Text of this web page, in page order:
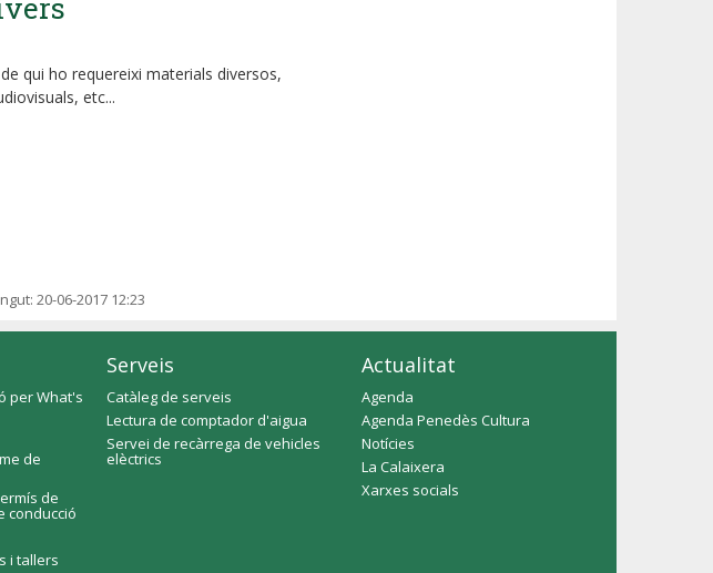
qui ho requereixi materials diversos,
etc...
20-06-2017 12:23
per What's
de
de
conducció
i tallers
Serveis
Catàleg de serveis
Lectura de comptador d'aigua
Servei de recàrrega de vehicles
elèctrics
Actualitat
Agenda
Agenda Penedès Cultura
Notícies
La Calaixera
Xarxes socials